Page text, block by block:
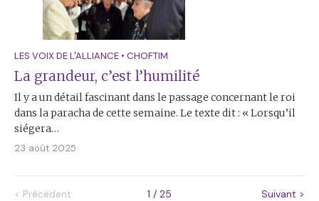
LES VOIX DE L'ALLIANCE • CHOFTIM
La grandeur, c’est l’humilité
Il y a un détail fascinant dans le passage concernant le roi
dans la paracha de cette semaine. Le texte dit : « Lorsqu’il
siégera…
23 août 2025
< Précédent 1 / 25 Suivant >